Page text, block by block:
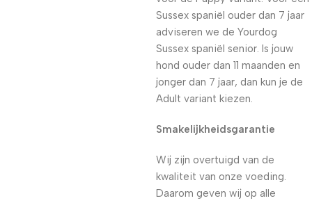
Sussex spaniël ouder dan 7 jaar
adviseren we de Yourdog
Sussex spaniël senior. Is jouw
hond ouder dan 11 maanden en
jonger dan 7 jaar, dan kun je de
Adult variant kiezen.
Smakelijkheidsgarantie
Wij zijn overtuigd van de
kwaliteit van onze voeding.
Daarom geven wij op alle